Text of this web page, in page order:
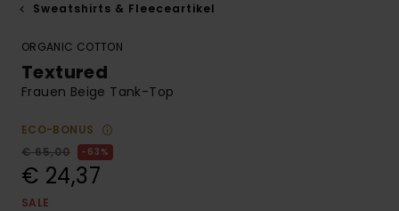
Sweatshirts & Fleeceartikel
ORGANIC COTTON
Textured
Frauen Beige Tank-Top
ECO-BONUS
€ 65,00
63%
€ 24,37
SALE